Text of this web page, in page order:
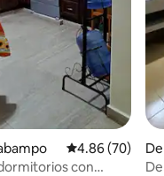
Calificación
4.86 (70)
con